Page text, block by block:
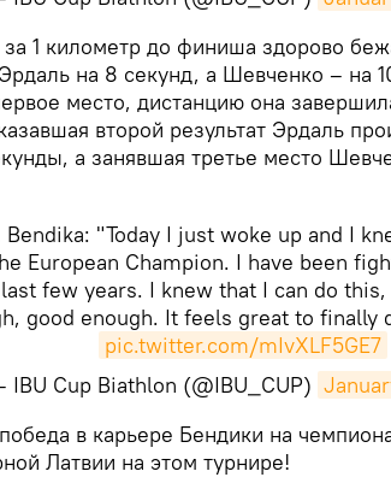
1 километр до финиша здорово
на 8 секунд, а Шевченко – на
место, дистанцию она
второй результат Эрдаль
а занявшая третье место
"Today I just woke up and I
European Champion. I have been
few years. I knew that I can do
good enough. It feels great to finally
pic.twitter.com/mIvXLF5GE7
IBU Cup Biathlon (@IBU_CUP)
в карьере Бендики на
Латвии на этом турнире!